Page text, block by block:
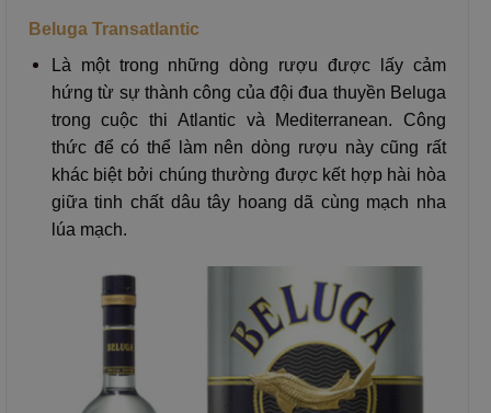
Beluga Transatlantic
Là một trong những dòng rượu được lấy cảm
hứng từ sự thành công của đội đua thuyền Beluga
trong cuộc thi Atlantic và Mediterranean. Công
thức để có thể làm nên dòng rượu này cũng rất
khác biệt bởi chúng thường được kết hợp hài hòa
giữa tinh chất dâu tây hoang dã cùng mạch nha
lúa mạch.